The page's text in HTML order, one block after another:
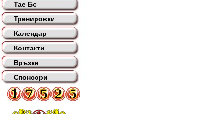
Тае Бо
Тренировки
Календар
Контакти
Връзки
Спонсори